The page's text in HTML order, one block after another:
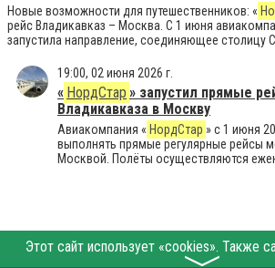
Новые возможности для путешественников: «
рейс Владикавказ – Москва. С 1 июня
запустила направление, соединяющее столицу
19:00, 02 июня 2026 г.
« НордСтар » запустил прямые
Владикавказа в Москву
Авиакомпания « НордСтар » с 1 июня
выполнять прямые регулярные рейсы
Москвой. Полёты осуществляются
〉